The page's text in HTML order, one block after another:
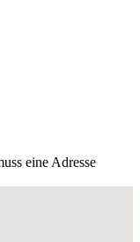
eine Adresse